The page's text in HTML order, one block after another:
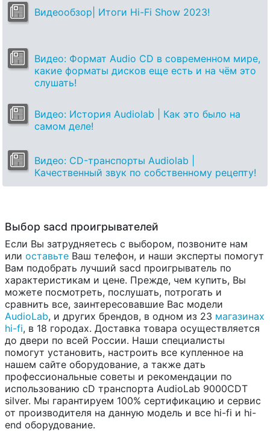
Видеообзор| Итоги Hi-Fi Show 2023!
Видео: Формат Audio CD в современном мире,
какие форматы дисков еще есть и на чём это
слушать!
Видео: История Audiolab | Как это было на
самом деле!
Видео: CD-транспорты Audiolab |
Качественный звук по собственному рецепту!
Выбор sacd проигрывателей
Если Вы затрудняетесь с выбором, позвоните нам
или оставьте Ваш телефон, и наши эксперты помогут
Вам подобрать лучший sacd проигрыватель по
характеристикам и цене. Прежде, чем купить, Вы
можете посмотреть, послушать, потрогать и
сравнить все, заинтересовавшие Вас модели
AudioLab, и других брендов, в одном из 23 магазинах
hi-fi, в 18 городах. Доставка товара осуществляется
до двери по всей России. Наши специалисты
помогут установить, настроить все купленное на
нашем сайте оборудование, а также дать
профессиональные советы и рекомендации по
использованию cD транспорта AudioLab 9000CDT
silver. Мы гарантируем 100% сертификацию и сервис
от производителя на данную модель и все hi-fi и hi-
end оборудование.